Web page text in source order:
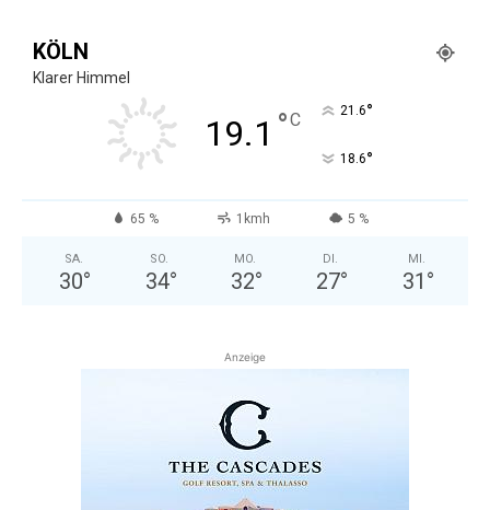
KÖLN
Klarer Himmel
19.1 °C 21.6°
18.6°
65 % 1kmh 5 %
SA.
30°
SO.
34°
MO.
32°
DI.
27°
MI.
31 °
Anzeige